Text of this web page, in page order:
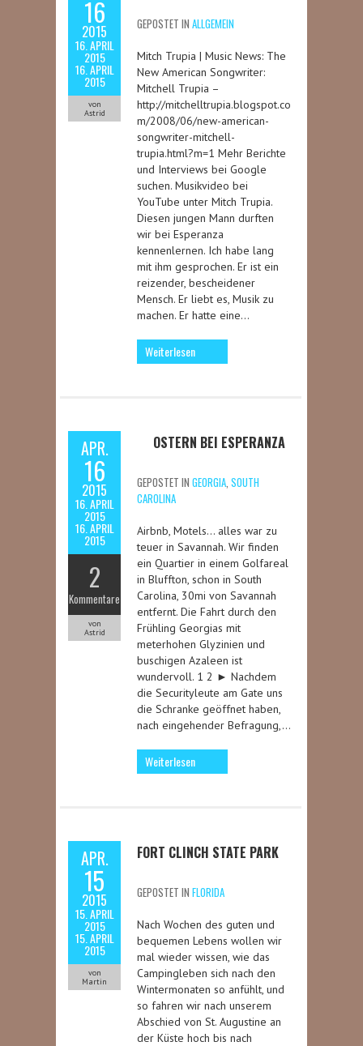
16
2015
16. APRIL
2015
16. APRIL
2015
von
Astrid
GEPOSTET IN ALLGEMEIN
Mitch Trupia | Music News: The
New American Songwriter:
Mitchell Trupia –
http://mitchelltrupia.blogspot.co
m/2008/06/new-american-
songwriter-mitchell-
trupia.html?m=1 Mehr Berichte
und Interviews bei Google
suchen. Musikvideo bei
YouTube unter Mitch Trupia.
Diesen jungen Mann durften
wir bei Esperanza
kennenlernen. Ich habe lang
mit ihm gesprochen. Er ist ein
reizender, bescheidener
Mensch. Er liebt es, Musik zu
machen. Er hatte eine…
Weiterlesen
APR.
16
2015
16. APRIL
2015
16. APRIL
2015
2
Kommentare
von
Astrid
OSTERN BEI ESPERANZA
GEPOSTET IN GEORGIA, SOUTH
CAROLINA
Airbnb, Motels… alles war zu
teuer in Savannah. Wir finden
ein Quartier in einem Golfareal
in Bluffton, schon in South
Carolina, 30mi von Savannah
entfernt. Die Fahrt durch den
Frühling Georgias mit
meterhohen Glyzinien und
buschigen Azaleen ist
wundervoll. 1 2 ► Nachdem
die Securityleute am Gate uns
die Schranke geöffnet haben,
nach eingehender Befragung,…
Weiterlesen
APR.
15
2015
15. APRIL
2015
15. APRIL
2015
von
Martin
FORT CLINCH STATE PARK
GEPOSTET IN FLORIDA
Nach Wochen des guten und
bequemen Lebens wollen wir
mal wieder wissen, wie das
Campingleben sich nach den
Wintermonaten so anfühlt, und
so fahren wir nach unserem
Abschied von St. Augustine an
der Küste hoch bis nach